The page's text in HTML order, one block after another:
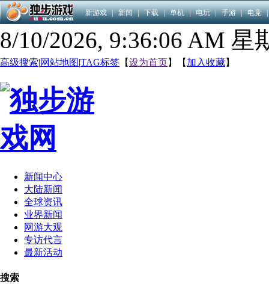
新游戏 | 新闻 | 下载 | 单机 | 电玩 | 手游 | 电竞 |
8/10/2026, 9:36:07 AM 星
高级搜索|网站地图|TAG标签 【设为首页】【 加入收藏】
新闻中心
大陆新闻
全球资讯
业界新闻
网游大观
专访代言
最新活动
搜索